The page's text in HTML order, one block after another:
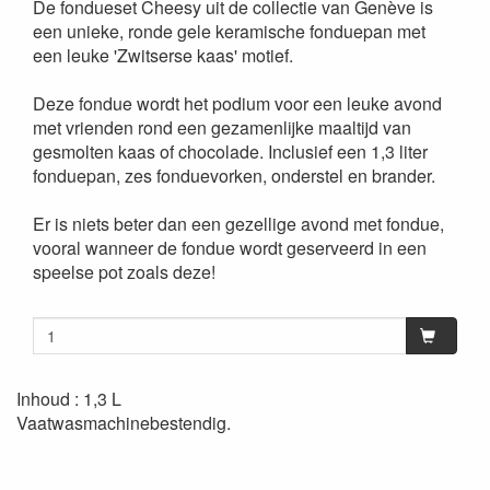
De fondueset Cheesy uit de collectie van Genève is
een unieke, ronde gele keramische fonduepan met
een leuke 'Zwitserse kaas' motief.
Deze fondue wordt het podium voor een leuke avond
met vrienden rond een gezamenlijke maaltijd van
gesmolten kaas of chocolade. Inclusief een 1,3 liter
fonduepan, zes fonduevorken, onderstel en brander.
Er is niets beter dan een gezellige avond met fondue,
vooral wanneer de fondue wordt geserveerd in een
speelse pot zoals deze!
Inhoud : 1,3 L
Vaatwasmachinebestendig.